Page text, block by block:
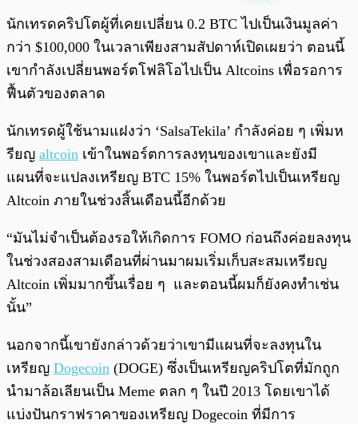
พร้อมเล่น 0:00/
นักเทรดคริปโตผู้ที่เคยเปลี่ยน 0.2 BTC ไปเป็นเงินมูลค่า
กว่า $100,000 ในเวลาเพียงสามสัปดาห์เปิดเผยว่า ตอนนี้
เขากำลังเปลี่ยนพอร์ตโฟลิโอไปเป็น Altcoins เพื่อรอการ
ฟื้นตัวของตลาด
นักเทรดผู้ใช้นามแฝงว่า ‘SalsaTekila’ กำลังค่อย ๆ เพิ่มห
รียญ altcoin เข้าในพอร์ตการลงทุนของเขาและยังมี
แผนที่จะแปลงเหรียญ BTC 15% ในพอร์ตไปเป็นเหรียญ
Altcoin ภายในช่วงสิ้นเดือนนี้อีกด้วย
“มันไม่จำเป็นต้องรอให้เกิดการ FOMO ก่อนถึงค่อยลงทุน
ในช่วงสองสามเดือนที่ผ่านมาผมเริ่มเก็บสะสมเหรียญ
Altcoin เพิ่มมากขึ้นเรื่อย ๆ และตอนนี้ผมก็ยังคงทำเช่น
นั้น”
นอกจากนี้เขายังกล่าวด้วยว่าเขามีแผนที่จะลงทุนใน
เหรียญ Dogecoin (DOGE) ซึ่งเป็นเหรียญคริปโตที่มักถูก
นำมาล้อเลียนเป็น Meme ตลก ๆ ในปี 2013 โดยเขาได้
แบ่งปันกราฟราคาของเหรียญ Dogecoin ที่มีการ